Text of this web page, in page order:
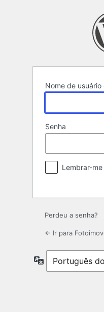
Nome de
Senha
Lembrar-me
Perdeu a senha?
← Ir para
Idioma